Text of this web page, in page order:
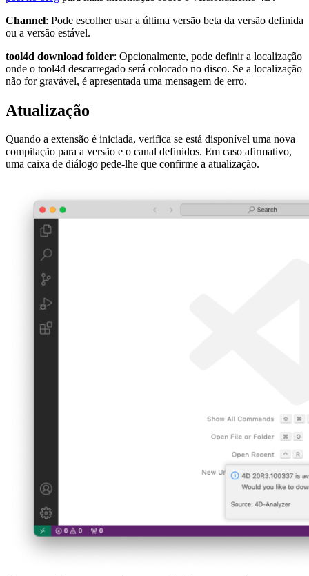
Channel: Pode escolher usar a última versão beta da versão definida
ou a versão estável.
tool4d download folder: Opcionalmente, pode definir a localização
onde o tool4d descarregado será colocado no disco. Se a localização
não for gravável, é apresentada uma mensagem de erro.
Atualização
Quando a extensão é iniciada, verifica se está disponível uma nova
compilação para a versão e o canal definidos. Em caso afirmativo,
uma caixa de diálogo pede-lhe que confirme a atualização.